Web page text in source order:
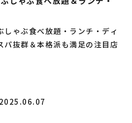
しゃぶ食べ放題・ランチ・ディ
パ抜群＆本格派も満足の注目店
2025.06.07